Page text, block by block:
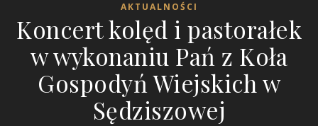
AKTUALNOŚCI
Koncert kolęd i pastorałek
w wykonaniu Pań z Koła
Gospodyń Wiejskich w
Sędziszowej